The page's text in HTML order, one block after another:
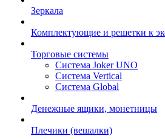
Зеркала
Комплектующие и решетки к
Торговые системы
Система Joker UNO
Система Vertical
Система Global
Денежные ящики, монетницы
Плечики (вешалки)